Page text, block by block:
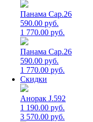
Панама Cap.26
590.00 руб.
1 770.00 руб.
Панама Cap.26
590.00 руб.
1 770.00 руб.
Скидки
Анорак J.592
1 190.00 руб.
3 570.00 руб.